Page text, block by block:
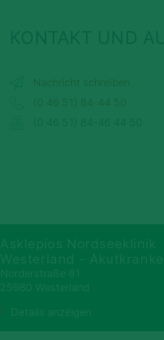
Nachricht schreiben
(0 46 51) 84-44 50
Asklepios Nordseeklinik
Westerland -
Norderstraße 81
25980 Westerland
Details anzeigen